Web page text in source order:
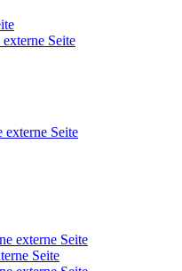
Seite
externe Seite
externe Seite
Seite